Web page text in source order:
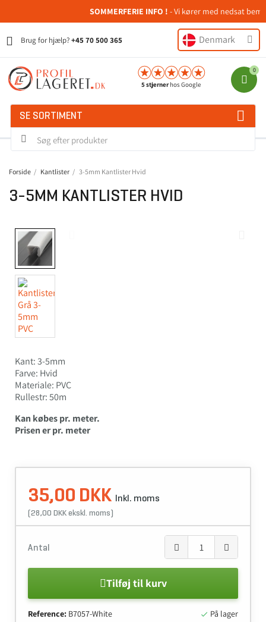
SOMMERFERIE INFO !- Vi kører med nedsat
Brug for hjælp?+45 70 500 365 Denmark
5 stjernerhos Google
SE SORTIMENT
Forside Kantlister 3-5mm Kantlister Hvid
3-5MM KANTLISTER HVID
Kant: 3-5mm
Farve: Hvid
Materiale: PVC
Rullestr: 50m
Kan købes pr. meter.
Prisen er pr. meter
35,00 DKK Inkl. moms
(28,00 DKK ekskl. moms)
Antal
Tilføj til kurv
Reference: B7057-White  På lager